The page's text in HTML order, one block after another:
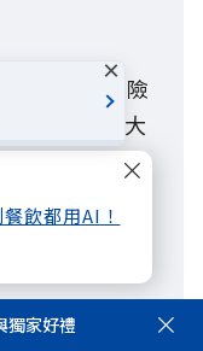
飲都用AI！
即發生的風險
持，可能放大
壽與《遠見》
報告》指出，
風險感知、
持，因此可
獨家好禮
×